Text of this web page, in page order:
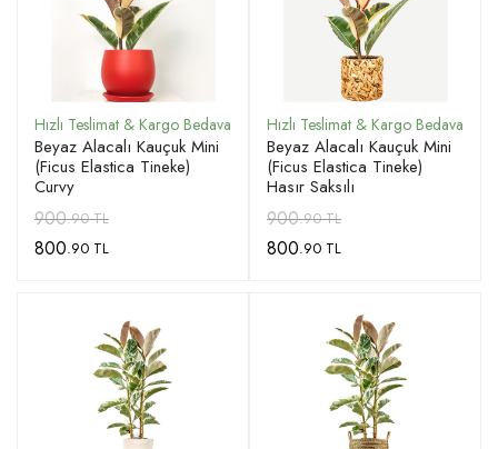
Beyaz Alacalı Kauçuk Mini
(Ficus Elastica Tineke)
Curvy
900.90 TL
800.90 TL
Beyaz Alacalı Kauçuk Mini
(Ficus Elastica Tineke)
Hasır Saksılı
900.90 TL
800.90 TL